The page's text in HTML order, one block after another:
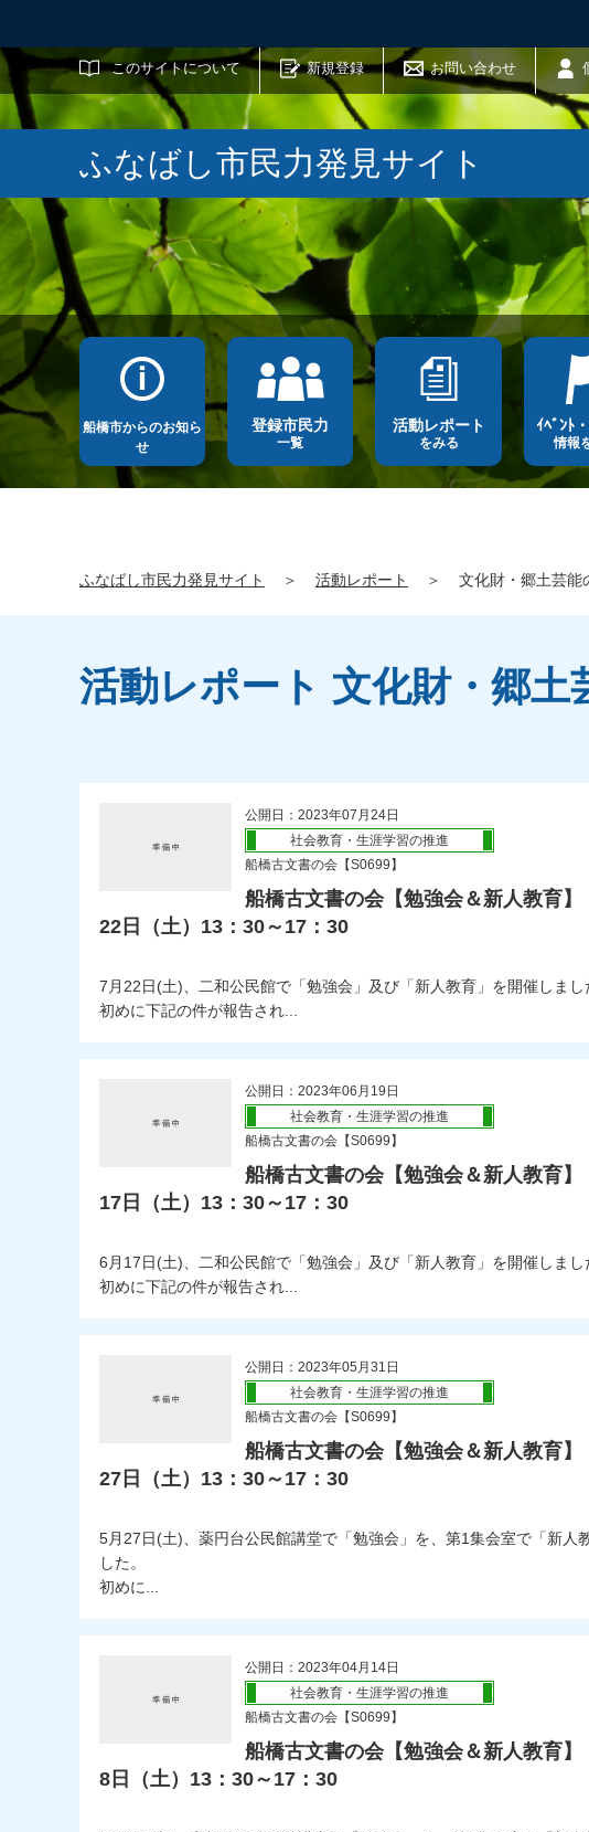
このサイトについて 新規登録 お問い合わせ
サイト内検索
ふなばし市民力発見サイト
船橋市からのお知ら
せ
登録市民力
一覧
活動レポート
をみる
ｲﾍﾞﾝﾄ
情報
ふなばし市民力発見サイト ＞ 活動レポート ＞ 文化財・郷土芸能
活動レポート 文化財・郷土
公開日：2023年07月24日
社会教育・生涯学習の推進
船橋古文書の会【S0699】
船橋古文書の会【勉強会＆新人教育】
22日（土）13：30～17：30
7月22日(土)、二和公民館で「勉強会」及び「新人教育」を開催しまし
初めに下記の件が報告され...
公開日：2023年06月19日
社会教育・生涯学習の推進
船橋古文書の会【S0699】
船橋古文書の会【勉強会＆新人教育】
17日（土）13：30～17：30
6月17日(土)、二和公民館で「勉強会」及び「新人教育」を開催しまし
初めに下記の件が報告され...
公開日：2023年05月31日
社会教育・生涯学習の推進
船橋古文書の会【S0699】
船橋古文書の会【勉強会＆新人教育】
27日（土）13：30～17：30
5月27日(土)、薬円台公民館講堂で「勉強会」を、第1集会室で「新人
した。
初めに...
公開日：2023年04月14日
社会教育・生涯学習の推進
船橋古文書の会【S0699】
船橋古文書の会【勉強会＆新人教育】
8日（土）13：30～17：30